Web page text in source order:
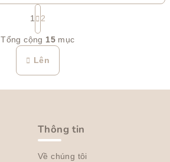
D
a
n
h
h
c
á
P
h
â
n
t
r
a
n
1 2
Tổng cộng 15 mục
Lên
Thông tin
Về chúng tôi